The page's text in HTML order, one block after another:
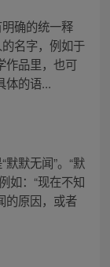
确的统一释
名字，例如于
作品里，也可
体的语...
默无闻”。“默
如：“现在不知
的原因，或者